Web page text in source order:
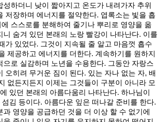
하더니 낮이 짧아지고 온도가 내려가자 추위
저장하며 에너지를 절약한다. 엽록소는 빛을 흡
스스로를 분해하여 줄기나 뿌리로 영양을 옮
숨겨 있던 본래의 노랑 빨강이 나타난다. 이를
가 있었다. 그것이 지속될 줄 알고 마음껏 흡수
제공하고 에너지를 더한다. 계속하기를 원하지
로 실감하며 노년을 수용한다. 그동안 자랑스
오히려 무거운 짐이 된다. 있는 자나 없는 자, 배
없든지든지 이제는 그것들이 구분이 아니라 모
있던 본래의 아름다움리 나타난다. 하나님이
김 등이다. 아름다운 잎은 떠나갈 준비를 한다.
영양을 공급하던 것을 더 이상 할 수 없기에